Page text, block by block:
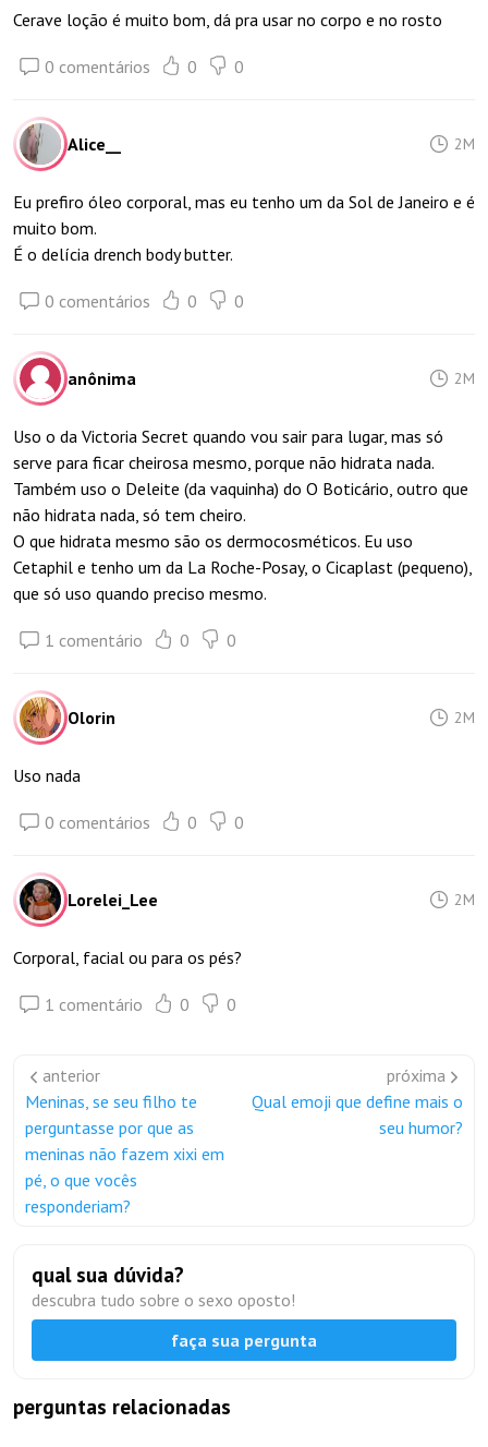
Cerave loção é muito bom, dá pra usar no corpo e no rosto
0 comentários 0 0
Alice__ 2M
Eu prefiro óleo corporal, mas eu tenho um da Sol de Janeiro e é
muito bom.
É o delícia drench body butter.
0 comentários 0 0
anônima 2M
Uso o da Victoria Secret quando vou sair para lugar, mas só
serve para ficar cheirosa mesmo, porque não hidrata nada.
Também uso o Deleite (da vaquinha) do O Boticário, outro que
não hidrata nada, só tem cheiro.
O que hidrata mesmo são os dermocosméticos. Eu uso
Cetaphil e tenho um da La Roche-Posay, o Cicaplast (pequeno),
que só uso quando preciso mesmo.
1 comentário 0 0
Olorin 2M
Uso nada
0 comentários 0 0
Lorelei_Lee 2M
Corporal, facial ou para os pés?
1 comentário 0 0
anterior
Meninas, se seu filho te
perguntasse por que as
meninas não fazem xixi em
pé, o que vocês
responderiam?
próxima
Qual emoji que define mais o
seu humor?
qual sua dúvida?
descubra tudo sobre o sexo oposto!
faça sua pergunta
perguntas relacionadas